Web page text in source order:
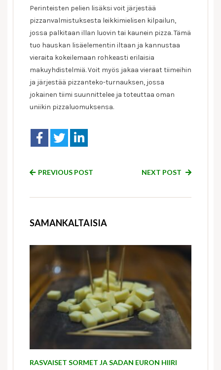
Perinteisten pelien lisäksi voit järjestää
pizzanvalmistuksesta leikkimielisen kilpailun,
jossa palkitaan illan luovin tai kaunein pizza. Tämä
tuo hauskan lisäelementin iltaan ja kannustaa
vieraita kokeilemaan rohkeasti erilaisia
makuyhdistelmiä. Voit myös jakaa vieraat tiimeihin
ja järjestää pizzanteko-turnauksen, jossa
jokainen tiimi suunnittelee ja toteuttaa oman
uniikin pizzaluomuksensa.
PREVIOUS POST NEXT POST
SAMANKALTAISIA
RASVAISET SORMET JA SADAN EURON HIIRI